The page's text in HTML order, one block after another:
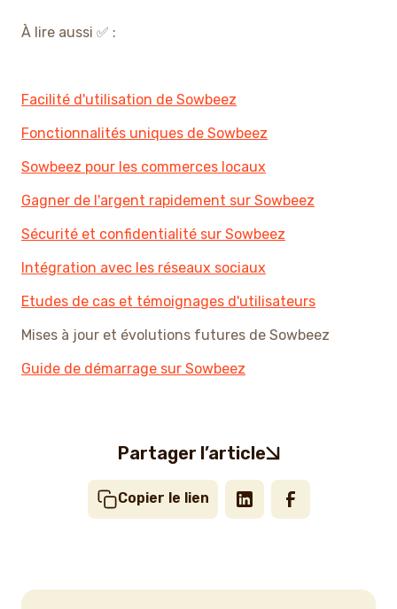
À lire aussi ✅ :
Facilité d'utilisation de Sowbeez
Fonctionnalités uniques de Sowbeez
Sowbeez pour les commerces locaux
Gagner de l'argent rapidement sur Sowbeez
Sécurité et confidentialité sur Sowbeez
Intégration avec les réseaux sociaux
Etudes de cas et témoignages d'utilisateurs
Mises à jour et évolutions futures de Sowbeez
Guide de démarrage sur Sowbeez
Partager l’article
Copier le lien